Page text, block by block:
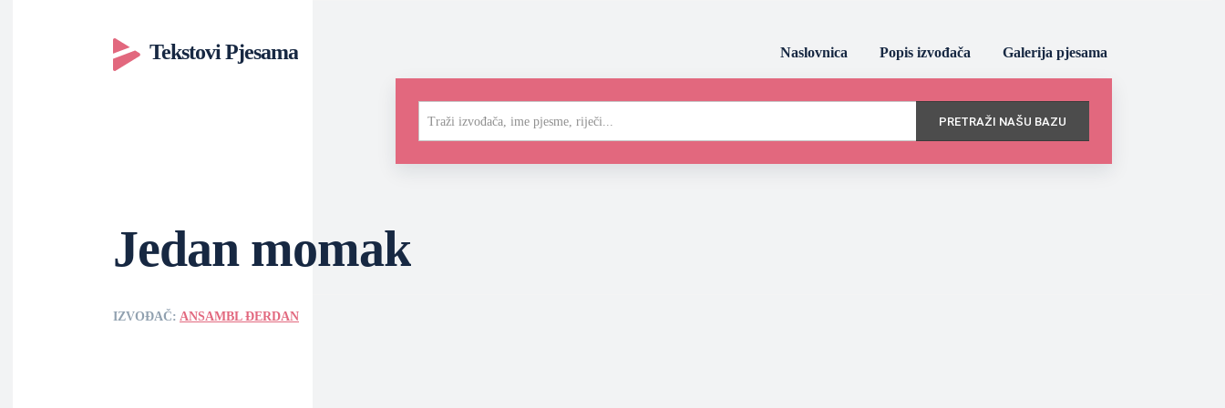
Tekstovi Pjesama Naslovnica Popis izvođača Galerija pjesama
Traži izvođača, ime pjesme, riječi... PRETRAŽI NAŠU BAZU
Jedan momak
IZVOĐAČ: ANSAMBL ĐERDAN